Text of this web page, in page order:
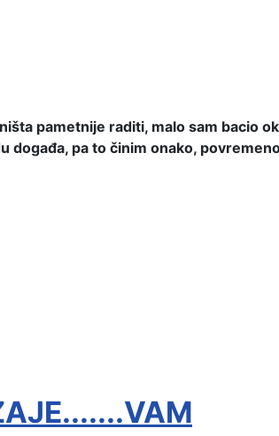
pametnije raditi, malo sam bacio
događa, pa to činim onako,